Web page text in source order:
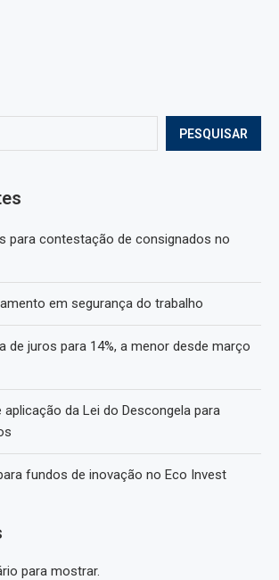
PESQUISAR
para contestação de consignados no
em segurança do trabalho
de juros para 14%, a menor desde março
da Lei do Descongela para
fundos de inovação no Eco Invest
para mostrar.